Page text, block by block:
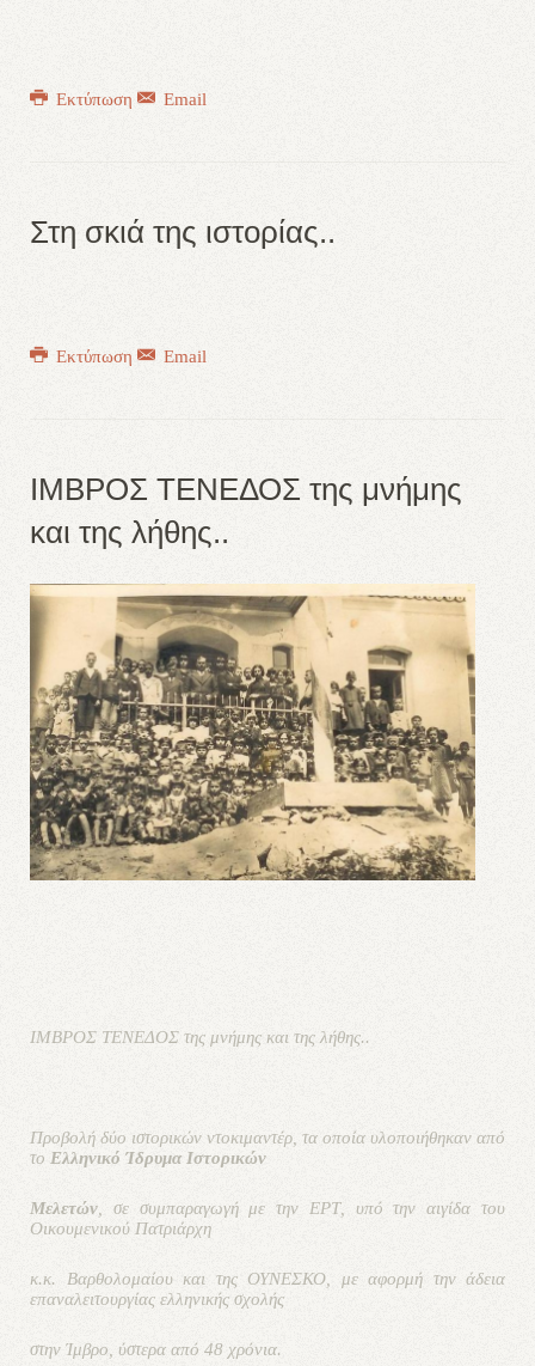
Εκτύπωση Email
Στη σκιά της ιστορίας..
Εκτύπωση Email
ΙΜΒΡΟΣ ΤΕΝΕΔΟΣ της μνήμης
και της λήθης..
ΙΜΒΡΟΣ ΤΕΝΕΔΟΣ της μνήμης και της λήθης..
Προβολή δύο ιστορικών ντοκιμαντέρ, τα οποία υλοποιήθηκαν από
το Ελληνικό Ίδρυμα Ιστορικών
Μελετών, σε συμπαραγωγή με την ΕΡΤ, υπό την αιγίδα του
Οικουμενικού Πατριάρχη
κ.κ. Βαρθολομαίου και της ΟΥΝΕΣΚΟ, με αφορμή την άδεια
επαναλειτουργίας ελληνικής σχολής
στην Ίμβρο, ύστερα από 48 χρόνια.